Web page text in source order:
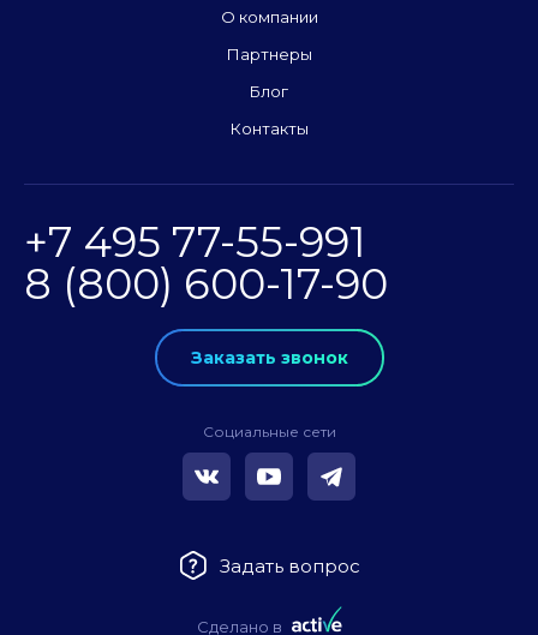
О компании
Партнеры
Блог
Контакты
+7 495 77-55-991
8 (800) 600-17-90
Заказать звонок
Социальные сети
Задать вопрос
Сделано в